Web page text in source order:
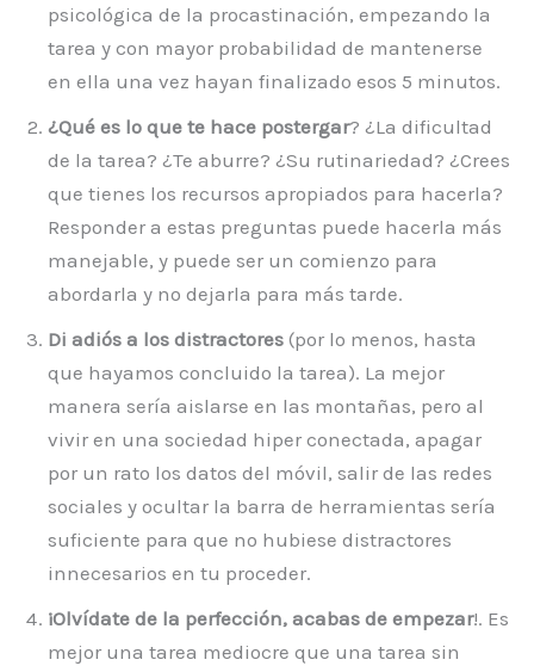
psicológica de la procastinación, empezando la
tarea y con mayor probabilidad de mantenerse
en ella una vez hayan finalizado esos 5 minutos.
¿Qué es lo que te hace postergar? ¿La dificultad
de la tarea? ¿Te aburre? ¿Su rutinariedad? ¿Crees
que tienes los recursos apropiados para hacerla?
Responder a estas preguntas puede hacerla más
manejable, y puede ser un comienzo para
abordarla y no dejarla para más tarde.
Di adiós a los distractores (por lo menos, hasta
que hayamos concluido la tarea). La mejor
manera sería aislarse en las montañas, pero al
vivir en una sociedad hiper conectada, apagar
por un rato los datos del móvil, salir de las redes
sociales y ocultar la barra de herramientas sería
suficiente para que no hubiese distractores
innecesarios en tu proceder.
¡Olvídate de la perfección, acabas de empezar!. Es
mejor una tarea mediocre que una tarea sin